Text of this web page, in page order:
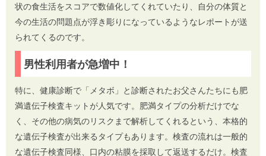
状の食生活をスコアで数値化してくれていたり、自分の体質と
今の生活の問題点が浮き彫りになっているようなレポートが送
られてくるのです。
男性利用者が急増中！
特に、健康診断で「メタボ」と診断されたお父さんたちにも肥
満遺伝子検査キットが人気です。肥満タイプの分析だけでな
く、その他の病気のリスクまで解析してくれるという、本格的
な遺伝子検査が出来るタイプもあります。検査の流れは一般的
な遺伝子検査同様、口内の粘膜を採取して返送するだけ。検査